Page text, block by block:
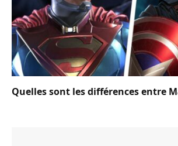
Quelles sont les différences entre